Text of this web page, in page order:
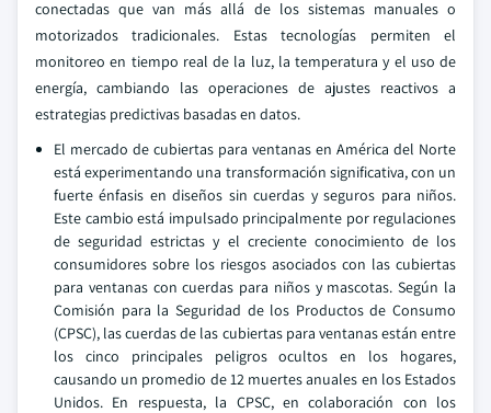
conectadas que van más allá de los sistemas manuales o
motorizados tradicionales. Estas tecnologías permiten el
monitoreo en tiempo real de la luz, la temperatura y el uso de
energía, cambiando las operaciones de ajustes reactivos a
estrategias predictivas basadas en datos.
El mercado de cubiertas para ventanas en América del Norte
está experimentando una transformación significativa, con un
fuerte énfasis en diseños sin cuerdas y seguros para niños.
Este cambio está impulsado principalmente por regulaciones
de seguridad estrictas y el creciente conocimiento de los
consumidores sobre los riesgos asociados con las cubiertas
para ventanas con cuerdas para niños y mascotas. Según la
Comisión para la Seguridad de los Productos de Consumo
(CPSC), las cuerdas de las cubiertas para ventanas están entre
los cinco principales peligros ocultos en los hogares,
causando un promedio de 12 muertes anuales en los Estados
Unidos. En respuesta, la CPSC, en colaboración con los